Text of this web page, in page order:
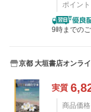
ポイント
9時までの
京都 大垣書店オンラ
実質
商品価格